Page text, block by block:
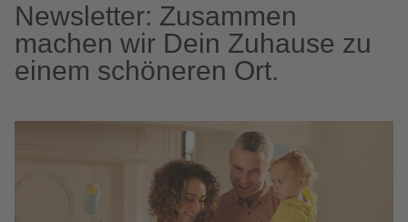
Newsletter: Zusammen
machen wir Dein Zuhause zu
einem schöneren Ort.